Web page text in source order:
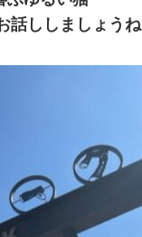
話ししましょうね